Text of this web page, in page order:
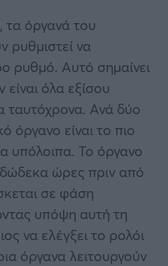
τα όργανά του
ρυθμιστεί να
ρυθμό. Αυτό σημαίνει
όλα εξίσου
ταυτόχρονα. Ανά δύο
όργανο είναι το πιο
υπόλοιπα. Το όργανο
ώρες πριν από
σε φάση
υπόψη αυτή τη
να ελέγξει το ρολόι
όργανα λειτουργούν